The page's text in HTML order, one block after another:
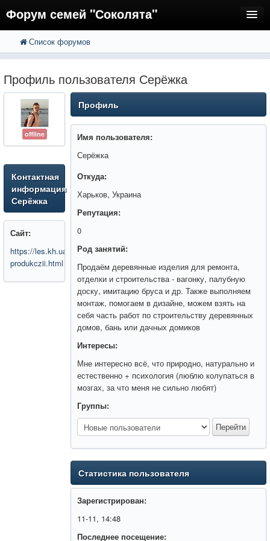
Форум семей "Соколята"
FAQ
Регистрация
Вход
Список форумов
Профиль пользователя Серёжка
offline
Контактная
информация
Серёжка
Сайт:
https://les.kh.ua/katalog-
produkczii.html
Профиль
Имя пользователя:
Серёжка
Откуда:
Харьков, Украина
Репутация:
0
Род занятий:
Продаём деревянные изделия для ремонта,
отделки и строительства - вагонку, палубную
доску, имитацию бруса и др. Также выполняем
монтаж, помогаем в дизайне, можем взять на
себя часть работ по строительству деревянных
домов, бань или дачных домиков
Интересы:
Мне интересно всё, что природно, натурально и
естественно + психология (люблю колупаться в
мозгах, за что меня не сильно любят)
Группы:
Статистика пользователя
Зарегистрирован:
11-11, 14:48
Последнее посещение: